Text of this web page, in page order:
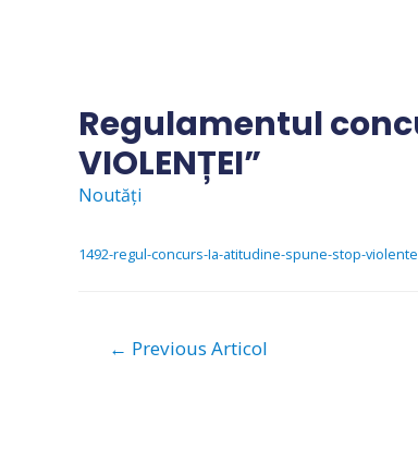
Regulamentul
VIOLENȚEI”
Noutăți
1492-regul-concurs-Ia-atitudine-spune-stop-
Navigare
← Previous Articol